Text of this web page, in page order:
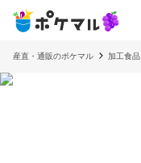
産直・通販のポケマル 加工食品